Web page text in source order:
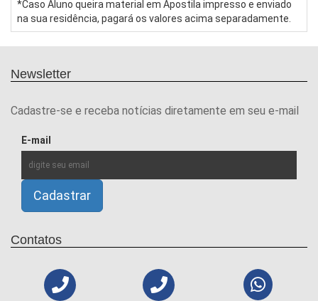
*Caso Aluno queira material em Apostila impresso e enviado
na sua residência, pagará os valores acima separadamente.
Newsletter
Cadastre-se e receba notícias diretamente em seu e-mail
E-mail
Contatos